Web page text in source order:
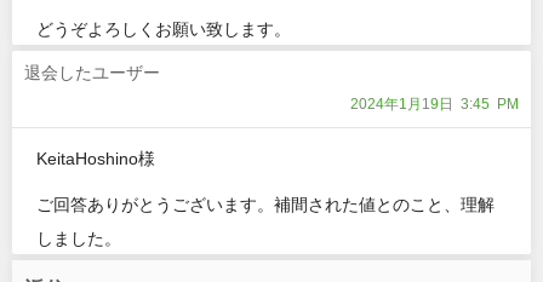
どうぞよろしくお願い致します。
退会したユーザー
2024年1月19日 3:45 PM
KeitaHoshino様
ご回答ありがとうございます。補間された値とのこと、理解
しました。